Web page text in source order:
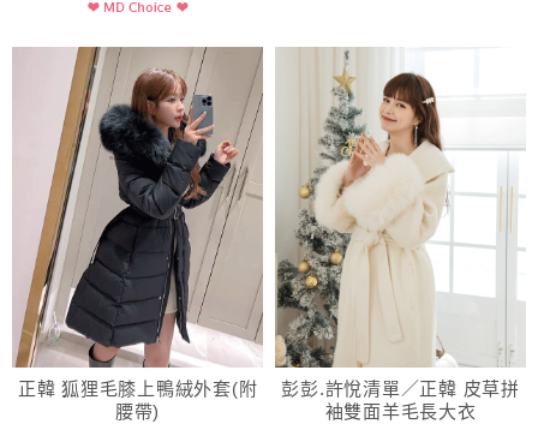
正韓 狐狸毛膝上鴨絨外套(附
腰帶)
彭彭.許悅清單／正韓 皮草拼
袖雙面羊毛長大衣